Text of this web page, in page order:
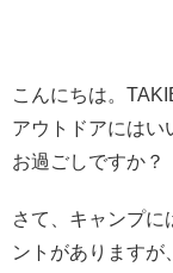
こんにちは。
アウトドアにはい
お過ごしですか？
さて、キャンプに
ントがありますが